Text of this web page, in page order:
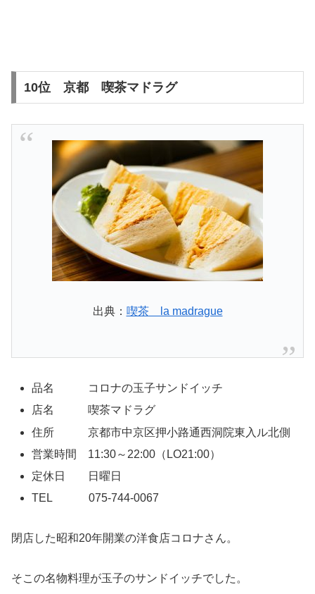
10位 京都 喫茶マドラグ
出典： 喫茶 la madrague
品名 コロナの玉子サンドイッチ
店名 喫茶マドラグ
住所 京都市中京区押小路通西洞院東入ル北側
営業時間 11:30～22:00（LO21:00）
定休日 日曜日
TEL 075-744-0067
閉店した昭和20年開業の洋食店コロナさん。
そこの名物料理が玉子のサンドイッチでした。